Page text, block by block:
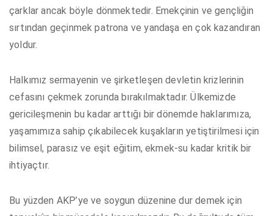
çarklar ancak böyle dönmektedir. Emekçinin ve gençliğin
sırtından geçinmek patrona ve yandaşa en çok kazandıran
yoldur.
Halkımız sermayenin ve şirketleşen devletin krizlerinin
cefasını çekmek zorunda bırakılmaktadır. Ülkemizde
gericileşmenin bu kadar arttığı bir dönemde haklarımıza,
yaşamımıza sahip çıkabilecek kuşakların yetiştirilmesi için
bilimsel, parasız ve eşit eğitim, ekmek-su kadar kritik bir
ihtiyaçtır.
Bu yüzden AKP’ye ve soygun düzenine dur demek için